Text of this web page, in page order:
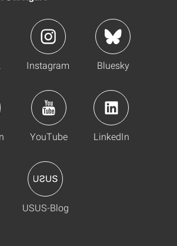
Instagram Bluesky
YouTube LinkedIn
USUS-Blog